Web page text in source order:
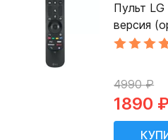
Пульт LG
версия
4990 ₽
1890 ₽